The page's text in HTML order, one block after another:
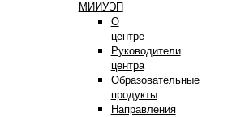
МИИУЭП
О
центре
Руководители
центра
Образовательные
продукты
Направления